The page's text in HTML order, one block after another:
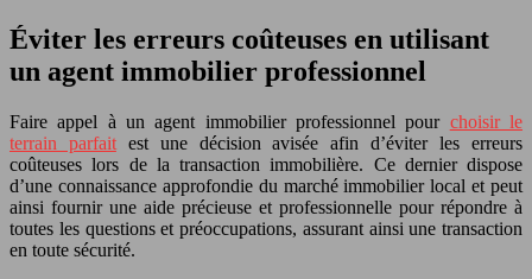
Éviter les erreurs coûteuses en utilisant
un agent immobilier professionnel
Faire appel à un agent immobilier professionnel pour choisir le
terrain parfaitest une décision avisée afin d’éviter les erreurs
coûteuses lors de la transaction immobilière. Ce dernier dispose
d’une connaissance approfondie du marché immobilier local et peut
ainsi fournir une aide précieuse et professionnelle pour répondre à
toutes les questions et préoccupations, assurant ainsi une transaction
en toute sécurité.